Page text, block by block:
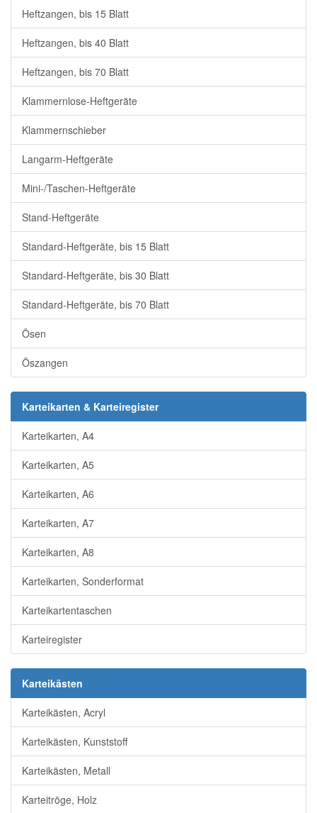
Heftzangen, bis 15 Blatt
Heftzangen, bis 40 Blatt
Heftzangen, bis 70 Blatt
Klammernlose-Heftgeräte
Klammernschieber
Langarm-Heftgeräte
Mini-/Taschen-Heftgeräte
Stand-Heftgeräte
Standard-Heftgeräte, bis 15 Blatt
Standard-Heftgeräte, bis 30 Blatt
Standard-Heftgeräte, bis 70 Blatt
Ösen
Öszangen
Karteikarten & Karteiregister
Karteikarten, A4
Karteikarten, A5
Karteikarten, A6
Karteikarten, A7
Karteikarten, A8
Karteikarten, Sonderformat
Karteikartentaschen
Karteiregister
Karteikästen
Karteikästen, Acryl
Karteikästen, Kunststoff
Karteikästen, Metall
Karteitröge, Holz